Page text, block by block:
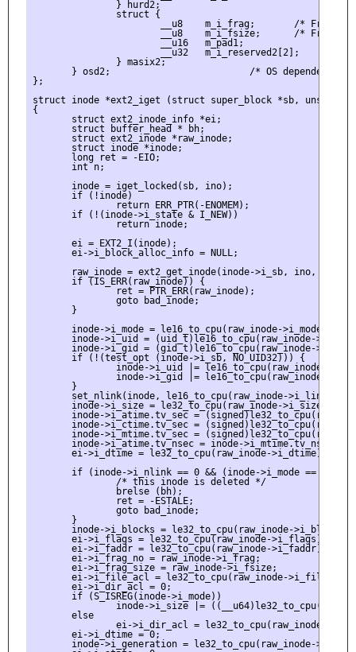
               } hurd2;
               struct {
__u8    m_i_frag;       /*
__u8    m_i_fsize;      /*
                       __u16   m_pad1;
                       __u32   m_i_reserved2[2];
               } masix2;
} osd2;                         /* OS dependent 2
};
struct inode *ext2_iget (struct super_block *sb, unsigned
{
       struct ext2_inode_info *ei;
       struct buffer_head * bh;
       struct ext2_inode *raw_inode;
       struct inode *inode;
       long ret = -EIO;
       int n;
       inode = iget_locked(sb, ino);
       if (!inode)
               return ERR_PTR(-ENOMEM);
       if (!(inode->i_state & I_NEW))
               return inode;
       ei = EXT2_I(inode);
       ei->i_block_alloc_info = NULL;
       raw_inode = ext2_get_inode(inode->i_sb, ino, &bh);
       if (IS_ERR(raw_inode)) {
               ret = PTR_ERR(raw_inode);
               goto bad_inode;
       }
       inode->i_mode = le16_to_cpu(raw_inode->i_mode);
inode->i_uid = (uid_t)le16_to_cpu(raw_inode-
inode->i_gid = (gid_t)le16_to_cpu(raw_inode-
       if (!(test_opt (inode->i_sb, NO_UID32))) {
inode->i_uid |= le16_to_cpu(raw_inode-
inode->i_gid |= le16_to_cpu(raw_inode-
       }
set_nlink(inode, le16_to_cpu(raw_inode-
       inode->i_size = le32_to_cpu(raw_inode->i_size);
inode->i_atime.tv_sec =
inode->i_ctime.tv_sec =
inode->i_mtime.tv_sec =
inode->i_atime.tv_nsec = inode->i_mtime.tv_nsec =
       ei->i_dtime = le32_to_cpu(raw_inode->i_dtime);
if (inode->i_nlink == 0 && (inode->i_mode == 0 ||
               /* this inode is deleted */
               brelse (bh);
               ret = -ESTALE;
               goto bad_inode;
       }
       inode->i_blocks = le32_to_cpu(raw_inode->i_blocks);
       ei->i_flags = le32_to_cpu(raw_inode->i_flags);
       ei->i_faddr = le32_to_cpu(raw_inode->i_faddr);
       ei->i_frag_no = raw_inode->i_frag;
       ei->i_frag_size = raw_inode->i_fsize;
ei->i_file_acl = le32_to_cpu(raw_inode-
       ei->i_dir_acl = 0;
       if (S_ISREG(inode->i_mode))
inode->i_size |=
       else
ei->i_dir_acl = le32_to_cpu(raw_inode-
       ei->i_dtime = 0;
inode->i_generation = le32_to_cpu(raw_inode-